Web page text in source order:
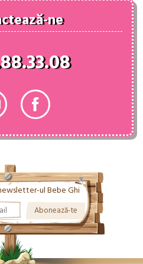
ne
ul Bebe Ghi